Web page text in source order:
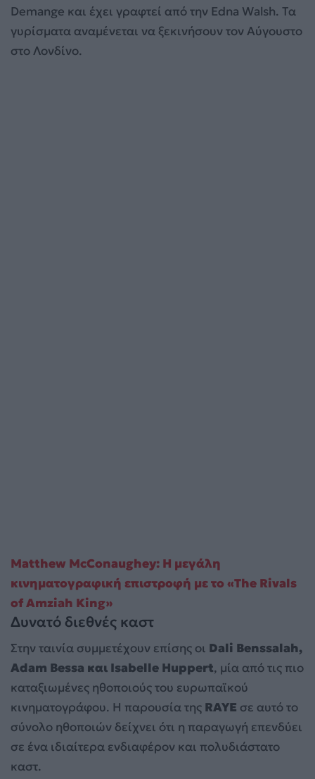
Demange και έχει γραφτεί από την Edna Walsh. Τα
γυρίσματα αναμένεται να ξεκινήσουν τον Αύγουστο
στο Λονδίνο.
Matthew McConaughey: Η μεγάλη
κινηματογραφική επιστροφή με το «The Rivals
of Amziah King»
Δυνατό διεθνές καστ
Στην ταινία συμμετέχουν επίσης οι Dali Benssalah,
Adam Bessa και Isabelle Huppert, μία από τις πιο
καταξιωμένες ηθοποιούς του ευρωπαϊκού
κινηματογράφου. Η παρουσία της RAYE σε αυτό το
σύνολο ηθοποιών δείχνει ότι η παραγωγή επενδύει
σε ένα ιδιαίτερα ενδιαφέρον και πολυδιάστατο
καστ.